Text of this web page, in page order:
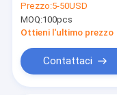
Prezzo:5-50USD
MOQ:100pcs
Ottieni l'ultimo prezzo
Contattaci